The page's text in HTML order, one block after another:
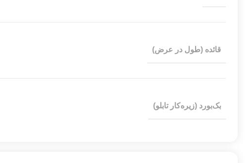
قائده (طول در عرض)
بک‌بورد (زیره‌کار تابلو)